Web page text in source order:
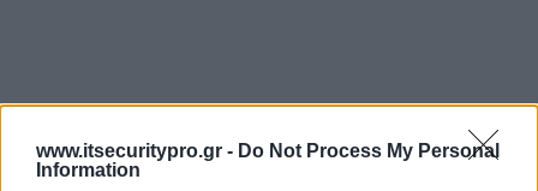
www.itsecuritypro.gr - Do Not Process My Personal
Information